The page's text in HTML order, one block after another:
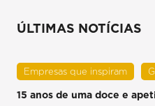
ÚLTIMAS NOTÍCIAS
Empresas que inspiram
15 anos de uma doce e